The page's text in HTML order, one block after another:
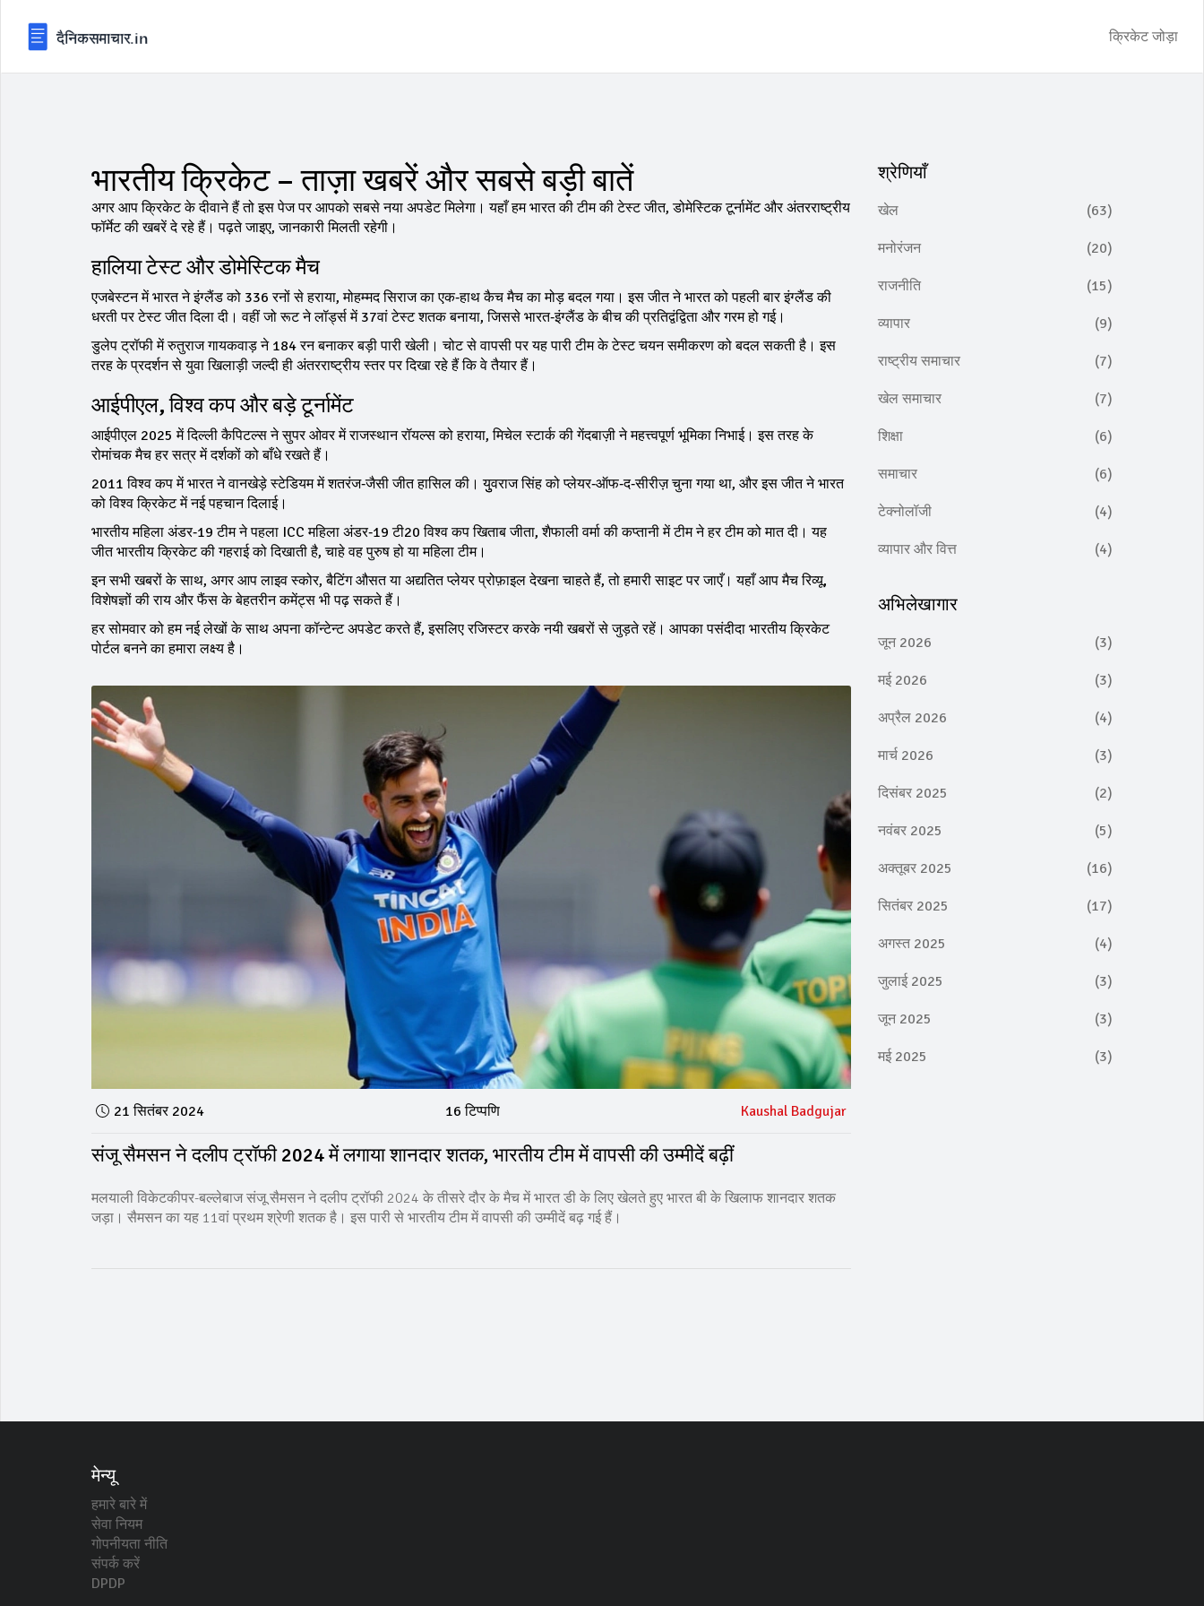
क्रिकेट जोड़ा
भारतीय क्रिकेट – ताज़ा खबरें और सबसे बड़ी बातें
अगर आप क्रिकेट के दीवाने हैं तो इस पेज पर आपको सबसे नया अपडेट मिलेगा। यहाँ हम भारत की टीम की टेस्ट जीत, डोमेस्टिक टूर्नामेंट और अंतरराष्ट्रीय
फॉर्मेट की खबरें दे रहे हैं। पढ़ते जाइए, जानकारी मिलती रहेगी।
हालिया टेस्ट और डोमेस्टिक मैच
एजबेस्टन में भारत ने इंग्लैंड को 336 रनों से हराया, मोहम्मद सिराज का एक‑हाथ कैच मैच का मोड़ बदल गया। इस जीत ने भारत को पहली बार इंग्लैंड की
धरती पर टेस्ट जीत दिला दी। वहीं जो रूट ने लॉर्ड्स में 37वां टेस्ट शतक बनाया, जिससे भारत‑इंग्लैंड के बीच की प्रतिद्वंद्विता और गरम हो गई।
डुलेप ट्रॉफी में रुतुराज गायकवाड़ ने 184 रन बनाकर बड़ी पारी खेली। चोट से वापसी पर यह पारी टीम के टेस्ट चयन समीकरण को बदल सकती है। इस
तरह के प्रदर्शन से युवा खिलाड़ी जल्दी ही अंतरराष्ट्रीय स्तर पर दिखा रहे हैं कि वे तैयार हैं।
आईपीएल, विश्व कप और बड़े टूर्नामेंट
आईपीएल 2025 में दिल्ली कैपिटल्स ने सुपर ओवर में राजस्थान रॉयल्स को हराया, मिचेल स्टार्क की गेंदबाज़ी ने महत्त्वपूर्ण भूमिका निभाई। इस तरह के
रोमांचक मैच हर सत्र में दर्शकों को बाँधे रखते हैं।
2011 विश्व कप में भारत ने वानखेड़े स्टेडियम में शतरंज‑जैसी जीत हासिल की। युुवराज सिंह को प्लेयर‑ऑफ‑द‑सीरीज़ चुना गया था, और इस जीत ने भारत
को विश्व क्रिकेट में नई पहचान दिलाई।
भारतीय महिला अंडर‑19 टीम ने पहला ICC महिला अंडर‑19 टी20 विश्व कप खिताब जीता, शैफाली वर्मा की कप्तानी में टीम ने हर टीम को मात दी। यह
जीत भारतीय क्रिकेट की गहराई को दिखाती है, चाहे वह पुरुष हो या महिला टीम।
इन सभी खबरों के साथ, अगर आप लाइव स्कोर, बैटिंग औसत या अद्यतित प्लेयर प्रोफ़ाइल देखना चाहते हैं, तो हमारी साइट पर जाएँ। यहाँ आप मैच रिव्यू,
विशेषज्ञों की राय और फैंस के बेहतरीन कमेंट्स भी पढ़ सकते हैं।
हर सोमवार को हम नई लेखों के साथ अपना कॉन्टेन्ट अपडेट करते हैं, इसलिए रजिस्टर करके नयी खबरों से जुड़ते रहें। आपका पसंदीदा भारतीय क्रिकेट
पोर्टल बनने का हमारा लक्ष्य है।
21 सितंबर 2024 16 टिप्पणि Kaushal Badgujar
संजू सैमसन ने दलीप ट्रॉफी 2024 में लगाया शानदार शतक, भारतीय टीम में वापसी की उम्मीदें बढ़ीं
मलयाली विकेटकीपर-बल्लेबाज संजू सैमसन ने दलीप ट्रॉफी 2024 के तीसरे दौर के मैच में भारत डी के लिए खेलते हुए भारत बी के खिलाफ शानदार शतक
जड़ा। सैमसन का यह 11वां प्रथम श्रेणी शतक है। इस पारी से भारतीय टीम में वापसी की उम्मीदें बढ़ गई हैं।
श्रेणियाँ
खेल (63)
मनोरंजन (20)
राजनीति (15)
व्यापार (9)
राष्ट्रीय समाचार (7)
खेल समाचार (7)
शिक्षा (6)
समाचार (6)
टेक्नोलॉजी (4)
व्यापार और वित्त (4)
अभिलेखागार
जून 2026 (3)
मई 2026 (3)
अप्रैल 2026 (4)
मार्च 2026 (3)
दिसंबर 2025 (2)
नवंबर 2025 (5)
अक्तूबर 2025 (16)
सितंबर 2025 (17)
अगस्त 2025 (4)
जुलाई 2025 (3)
जून 2025 (3)
मई 2025 (3)
मेन्यू
हमारे बारे में
सेवा नियम
गोपनीयता नीति
संपर्क करें
DPDP